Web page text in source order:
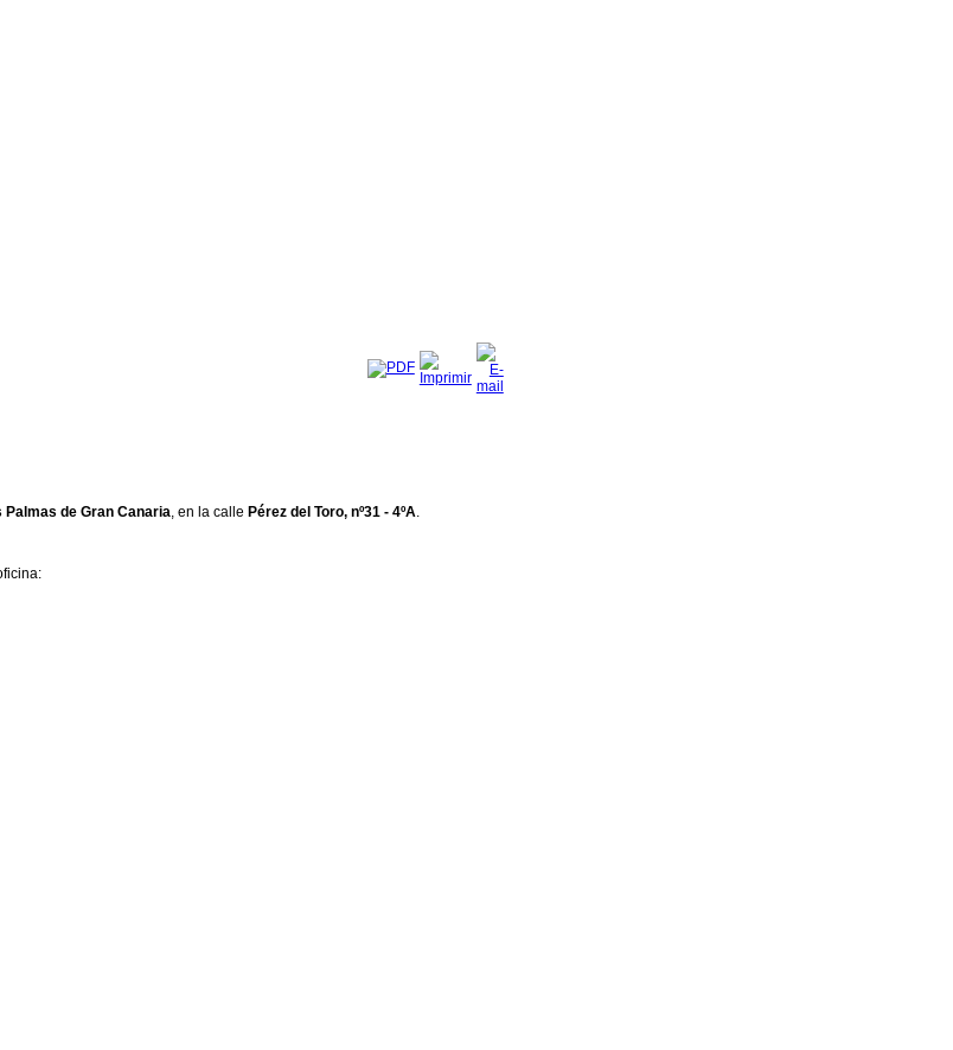
Palmas de Gran Canaria, en la calle Pérez del Toro, nº31 - 4ºA.